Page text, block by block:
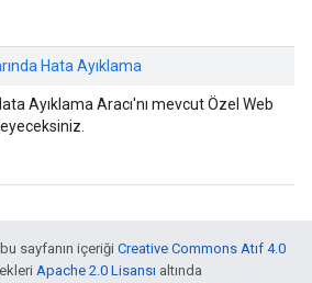
Hata Ayıklama
Ayıklama Aracı'nı mevcut Özel Web
sayfanın içeriği Creative Commons Atıf 4.0
Apache 2.0 Lisansı altında